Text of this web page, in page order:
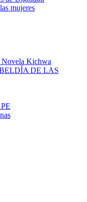
mujeres
Novela Kichwa
DE LAS